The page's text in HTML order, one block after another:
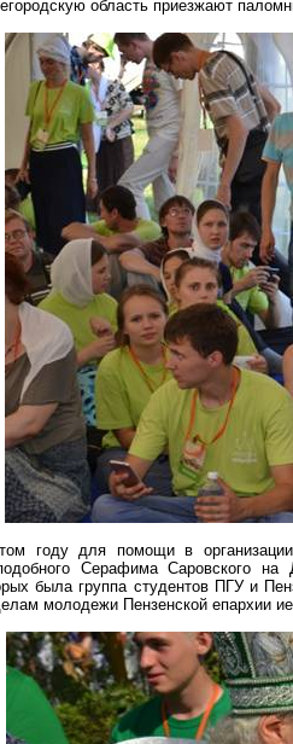
область приезжают
году для помощи в
СерафимаСаровского на
была группа студентов ПГУ и
молодежи Пензенской епархии ие